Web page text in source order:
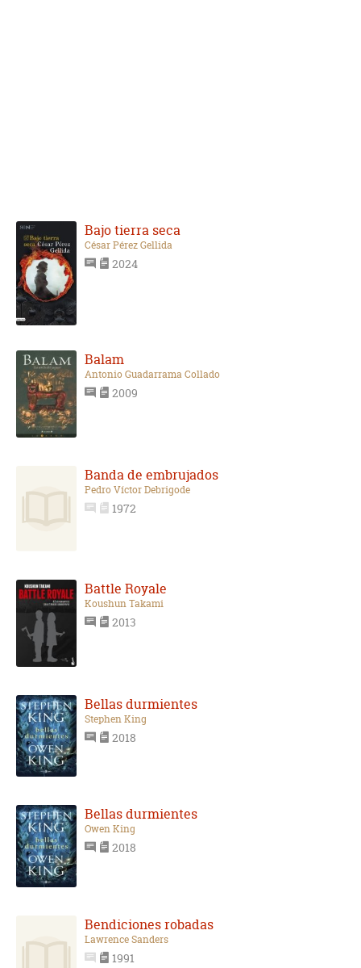
Bajo tierra seca
César Pérez Gellida
2024
Balam
Antonio Guadarrama Collado
2009
Banda de embrujados
Pedro Víctor Debrigode
1972
Battle Royale
Koushun Takami
2013
Bellas durmientes
Stephen King
2018
Bellas durmientes
Owen King
2018
Bendiciones robadas
Lawrence Sanders
1991